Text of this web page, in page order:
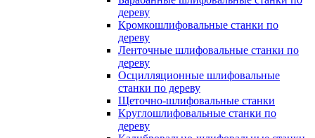
дереву
Кромкошлифовальные станки по
дереву
Ленточные шлифовальные станки по
дереву
Осцилляционные шлифовальные
станки по дереву
Щеточно-шлифовальные станки
Круглошлифовальные станки по
дереву